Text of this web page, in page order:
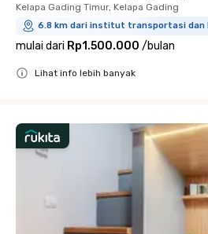
Kelapa Gading Timur, Kelapa Gading
6.8 km dari institut transportasi
mulai dari Rp1.500.000 /bulan
Lihat info lebih banyak